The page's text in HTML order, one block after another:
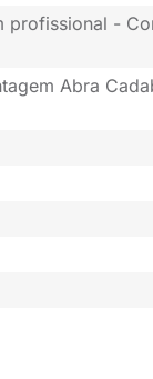
profissional -
Abra